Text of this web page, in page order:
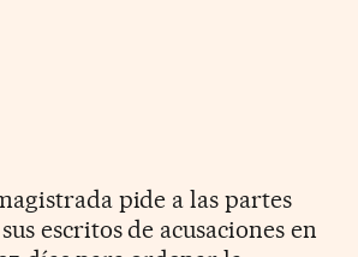
pide a las partes
escritos de acusaciones en